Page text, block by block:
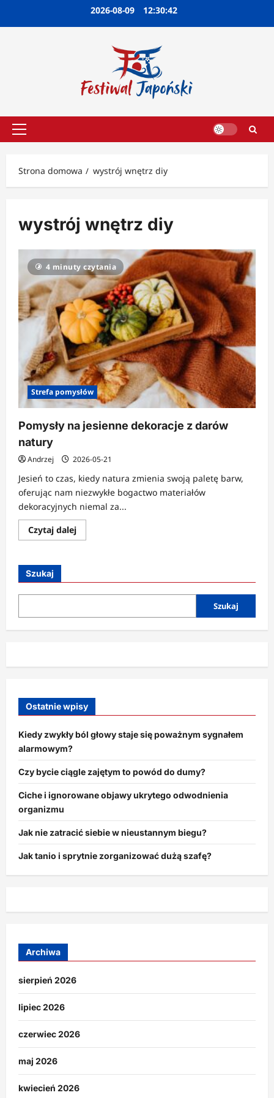
2026-08-09 12:30:42
Menu
Strona domowa
wystrój wnętrz diy
wystrój wnętrz diy
4 minuty czytania
Strefa pomysłów
Pomysły na jesienne dekoracje z darów
natury
Andrzej 2026-05-21
Jesień to czas, kiedy natura zmienia swoją paletę barw,
oferując nam niezwykłe bogactwo materiałów
dekoracyjnych niemal za...
Czytaj dalejDowiedz
się
jesienne
z
natury
Szukaj
Szukaj
Ostatnie wpisy
Kiedy zwykły ból głowy staje się poważnym sygnałem
alarmowym?
Czy bycie ciągle zajętym to powód do dumy?
Ciche i ignorowane objawy ukrytego odwodnienia
organizmu
Jak nie zatracić siebie w nieustannym biegu?
Jak tanio i sprytnie zorganizować dużą szafę?
Archiwa
sierpień 2026
lipiec 2026
czerwiec 2026
maj 2026
kwiecień 2026